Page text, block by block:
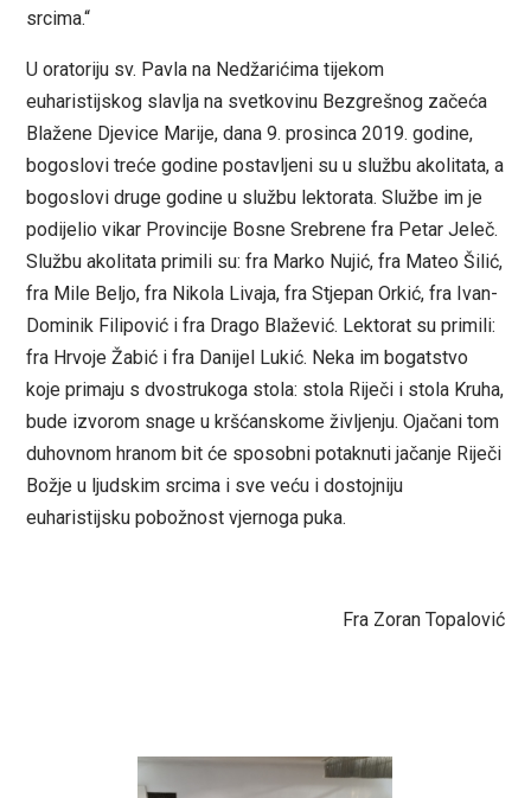
srcima.“
U oratoriju sv. Pavla na Nedžarićima tijekom
euharistijskog slavlja na svetkovinu Bezgrešnog začeća
Blažene Djevice Marije, dana 9. prosinca 2019. godine,
bogoslovi treće godine postavljeni su u službu akolitata, a
bogoslovi druge godine u službu lektorata. Službe im je
podijelio vikar Provincije Bosne Srebrene fra Petar Jeleč.
Službu akolitata primili su: fra Marko Nujić, fra Mateo Šilić,
fra Mile Beljo, fra Nikola Livaja, fra Stjepan Orkić, fra Ivan-
Dominik Filipović i fra Drago Blažević. Lektorat su primili:
fra Hrvoje Žabić i fra Danijel Lukić. Neka im bogatstvo
koje primaju s dvostrukoga stola: stola Riječi i stola Kruha,
bude izvorom snage u kršćanskome življenju. Ojačani tom
duhovnom hranom bit će sposobni potaknuti jačanje Riječi
Božje u ljudskim srcima i sve veću i dostojniju
euharistijsku pobožnost vjernoga puka.
Fra Zoran Topalović